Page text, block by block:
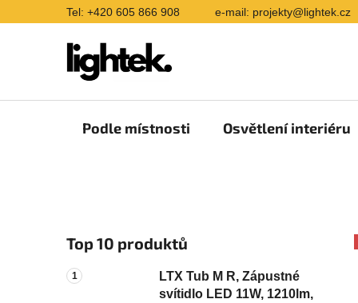
na
Tel: +420 605 866 908 e-mail: projekty@lightek.cz
Podle místnosti Osvětlení interiéru
o
s
t
Top 10 produktů
LTX Tub M R, Zápustné
svítidlo LED 11W, 1210lm,